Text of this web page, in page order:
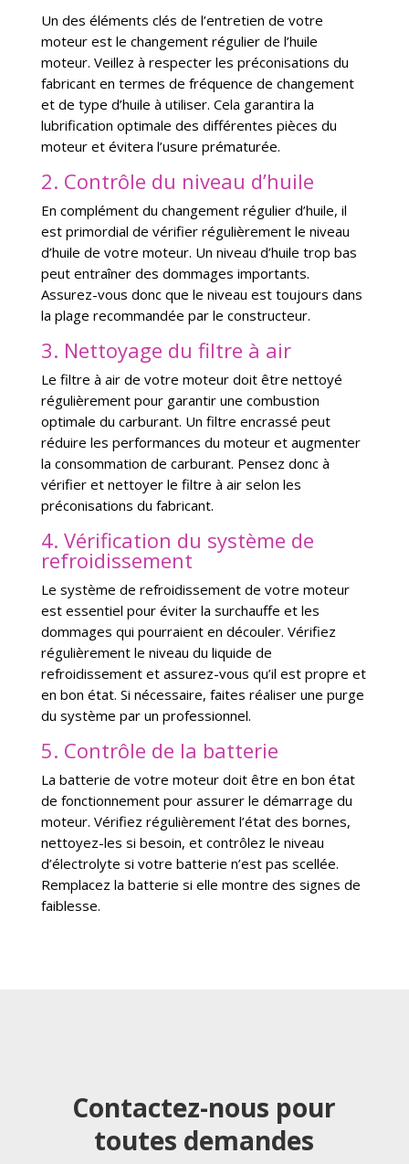
Un des éléments clés de l’entretien de votre
moteur est le changement régulier de l’huile
moteur. Veillez à respecter les préconisations du
fabricant en termes de fréquence de changement
et de type d’huile à utiliser. Cela garantira la
lubrification optimale des différentes pièces du
moteur et évitera l’usure prématurée.
2. Contrôle du niveau d’huile
En complément du changement régulier d’huile, il
est primordial de vérifier régulièrement le niveau
d’huile de votre moteur. Un niveau d’huile trop bas
peut entraîner des dommages importants.
Assurez-vous donc que le niveau est toujours dans
la plage recommandée par le constructeur.
3. Nettoyage du filtre à air
Le filtre à air de votre moteur doit être nettoyé
régulièrement pour garantir une combustion
optimale du carburant. Un filtre encrassé peut
réduire les performances du moteur et augmenter
la consommation de carburant. Pensez donc à
vérifier et nettoyer le filtre à air selon les
préconisations du fabricant.
4. Vérification du système de
refroidissement
Le système de refroidissement de votre moteur
est essentiel pour éviter la surchauffe et les
dommages qui pourraient en découler. Vérifiez
régulièrement le niveau du liquide de
refroidissement et assurez-vous qu’il est propre et
en bon état. Si nécessaire, faites réaliser une purge
du système par un professionnel.
5. Contrôle de la batterie
La batterie de votre moteur doit être en bon état
de fonctionnement pour assurer le démarrage du
moteur. Vérifiez régulièrement l’état des bornes,
nettoyez-les si besoin, et contrôlez le niveau
d’électrolyte si votre batterie n’est pas scellée.
Remplacez la batterie si elle montre des signes de
faiblesse.
Contactez-nous pour
toutes demandes